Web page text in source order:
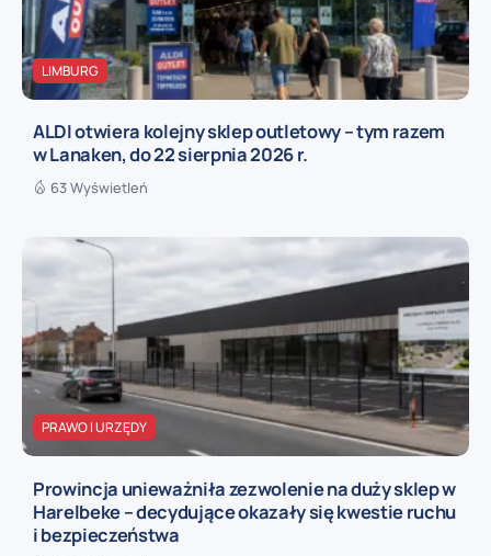
LIMBURG
ALDI otwiera kolejny sklep outletowy – tym razem
w Lanaken, do 22 sierpnia 2026 r.
63 Wyświetleń
PRAWO I URZĘDY
Prowincja unieważniła zezwolenie na duży sklep w
Harelbeke – decydujące okazały się kwestie ruchu
i bezpieczeństwa